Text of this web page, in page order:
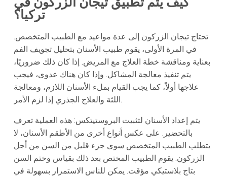
تركيا؟
تحتاج تيجان الزركون إلى عدة مواعيد مع الطبيب المتخصص.
في المرة الأولى، يقوم طبيب الأسنان بتحليل تجويف الفم
بعناية ومناقشة خطة العلاج مع المريض. إذا كان ذلك ضروريًا،
يتم تنفيذ معالجة المشاكل. وإذا كان هناك عدوى، فيجب
علاجها أولاً، كما يجب القيام بملء الأسنان اللازم، ومعالجة
اللثة والعلاج الجذري إذا لزم الأمر.
يتم إعداد الأسنان لتثبيت البروستيتكس: هذه العملية تعرف
بالتحضير. على عكس أنواع أخرى من الأطقم الأسنان، لا
يتطلب الطبيب المتخصص سوى جزء قليل من السن من أجل
الزركون. يقوم الطبيب المختص بعد ذلك بقياس وختم السن
بتاج بلاستيكي مؤقت. يمكن للناس الاستمرار بسهولة في